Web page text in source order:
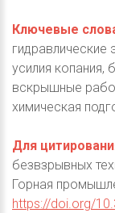
Ключевые
усилия копания,
вскрышные
химическая
Для
безвзрывных
Горная
https://doi.org/